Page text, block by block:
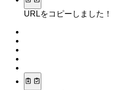
URLをコピーしました！